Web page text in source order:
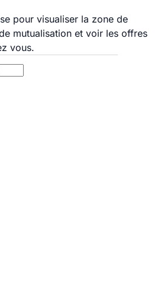
pour visualiser la zone de
mutualisation et voir les offres
vous.